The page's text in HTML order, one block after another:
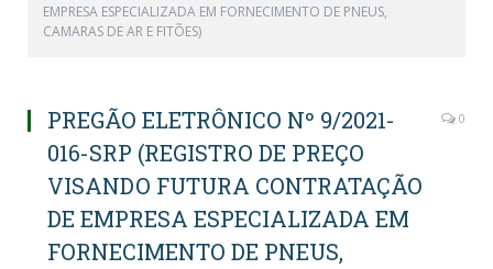
EMPRESA ESPECIALIZADA EM FORNECIMENTO DE PNEUS,
CAMARAS DE AR E FITÕES)
PREGÃO ELETRÔNICO Nº 9/2021-
016-SRP (REGISTRO DE PREÇO
VISANDO FUTURA CONTRATAÇÃO
DE EMPRESA ESPECIALIZADA EM
FORNECIMENTO DE PNEUS,
0